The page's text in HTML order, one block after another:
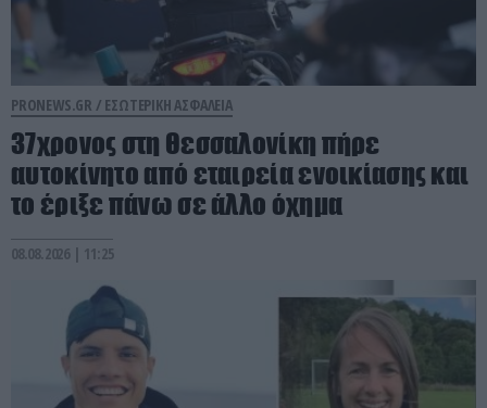
PRONEWS.GR / ΕΣΩΤΕΡΙΚΗ ΑΣΦΑΛΕΙΑ
37χρονος στη Θεσσαλονίκη πήρε
αυτοκίνητο από εταιρεία ενοικίασης και
το έριξε πάνω σε άλλο όχημα
08.08.2026 | 11:25